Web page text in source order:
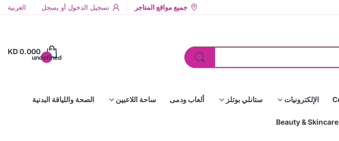
جميع مواقع المتاجر تسجيل الدخول أو يسجل العربية
undefined
KD 0.000
الإلكترونيات ستانلي بوتلز ألعاب ودمى ساحة اللاعبين الصحة واللياقة البدنية
Beauty & Skincare